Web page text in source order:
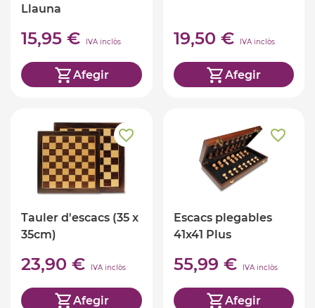
Llauna
15,95 € IVA inclòs
Afegir
19,50 € IVA inclòs
Afegir
Tauler d'escacs (35 x
35cm)
23,90 € IVA inclòs
Afegir
Escacs plegables
41x41 Plus
55,99 € IVA inclòs
Afegir